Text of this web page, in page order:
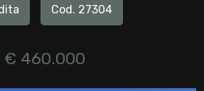
Cod. 27304
€ 460.000